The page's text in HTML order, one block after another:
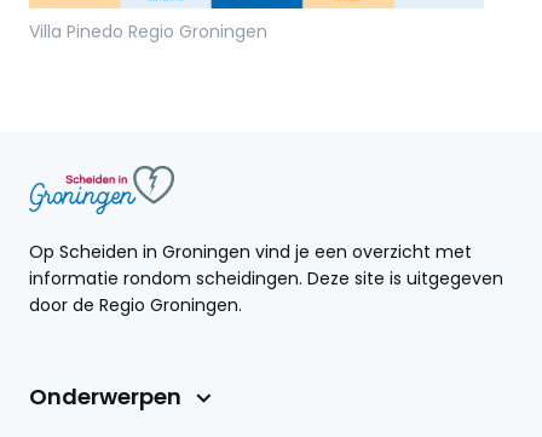
Villa Pinedo Regio Groningen
Op Scheiden in Groningen vind je een overzicht met
informatie rondom scheidingen. Deze site is uitgegeven
door de Regio Groningen.
Onderwerpen